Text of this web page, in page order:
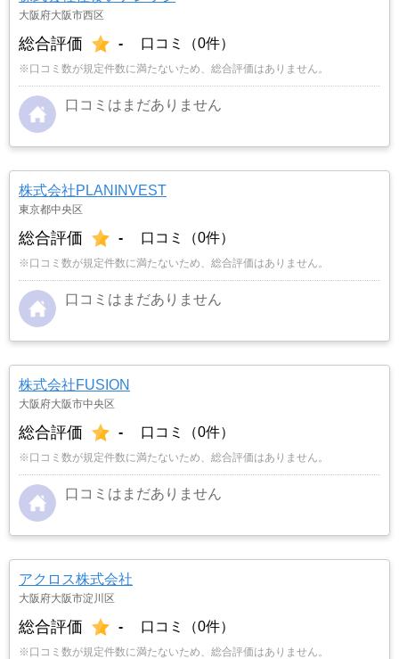
大阪府大阪市西区
総合評価 - 口コミ（0件）
※口コミ数が規定件数に満たないため、総合評価はありません。
口コミはまだありません
株式会社PLANINVEST
東京都中央区
総合評価 - 口コミ（0件）
※口コミ数が規定件数に満たないため、総合評価はありません。
口コミはまだありません
株式会社FUSION
大阪府大阪市中央区
総合評価 - 口コミ（0件）
※口コミ数が規定件数に満たないため、総合評価はありません。
口コミはまだありません
アクロス株式会社
大阪府大阪市淀川区
総合評価 - 口コミ（0件）
※口コミ数が規定件数に満たないため、総合評価はありません。